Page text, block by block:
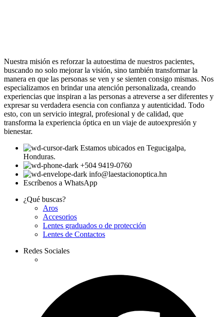
Nuestra misión es reforzar la autoestima de nuestros pacientes,
buscando no solo mejorar la visión, sino también transformar la
manera en que las personas se ven y se sienten consigo mismas. Nos
especializamos en brindar una atención personalizada, creando
experiencias que inspiran a las personas a atreverse a ser diferentes y
expresar su verdadera esencia con confianza y autenticidad. Todo
esto, con un servicio integral, profesional y de calidad, que
transforma la experiencia óptica en un viaje de autoexpresión y
bienestar.
Estamos ubicados en Tegucigalpa,
Honduras.
+504 9419-0760
info@laestacionoptica.hn
Escríbenos a WhatsApp
¿Qué buscas?
Aros
Accesorios
Lentes graduados o de protección
Lentes de Contactos
Redes Sociales